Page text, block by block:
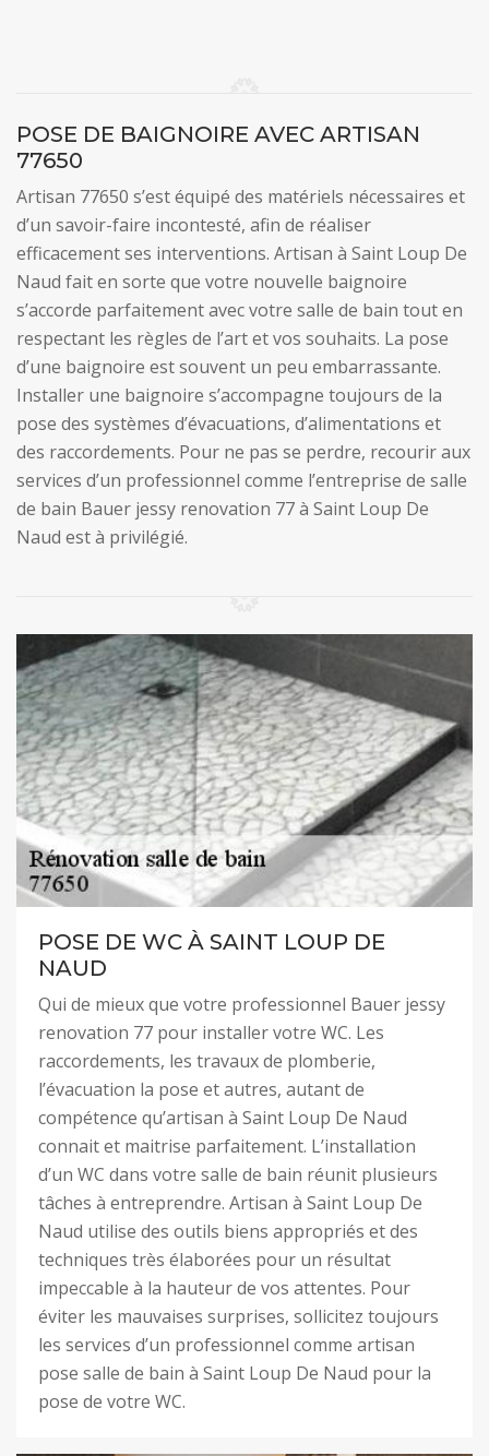
POSE DE BAIGNOIRE AVEC ARTISAN
77650
Artisan 77650 s’est équipé des matériels nécessaires et
d’un savoir-faire incontesté, afin de réaliser
efficacement ses interventions. Artisan à Saint Loup De
Naud fait en sorte que votre nouvelle baignoire
s’accorde parfaitement avec votre salle de bain tout en
respectant les règles de l’art et vos souhaits. La pose
d’une baignoire est souvent un peu embarrassante.
Installer une baignoire s’accompagne toujours de la
pose des systèmes d’évacuations, d’alimentations et
des raccordements. Pour ne pas se perdre, recourir aux
services d’un professionnel comme l’entreprise de salle
de bain Bauer jessy renovation 77 à Saint Loup De
Naud est à privilégié.
POSE DE WC À SAINT LOUP DE
NAUD
Qui de mieux que votre professionnel Bauer jessy
renovation 77 pour installer votre WC. Les
raccordements, les travaux de plomberie,
l’évacuation la pose et autres, autant de
compétence qu’artisan à Saint Loup De Naud
connait et maitrise parfaitement. L’installation
d’un WC dans votre salle de bain réunit plusieurs
tâches à entreprendre. Artisan à Saint Loup De
Naud utilise des outils biens appropriés et des
techniques très élaborées pour un résultat
impeccable à la hauteur de vos attentes. Pour
éviter les mauvaises surprises, sollicitez toujours
les services d’un professionnel comme artisan
pose salle de bain à Saint Loup De Naud pour la
pose de votre WC.